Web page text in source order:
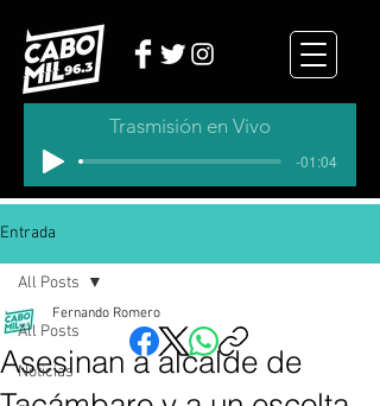
Trasmisión en Vivo
-01:04
Entrada
All Posts
Noticias
All Posts
Asesinan a alcalde de
Fernando Romero